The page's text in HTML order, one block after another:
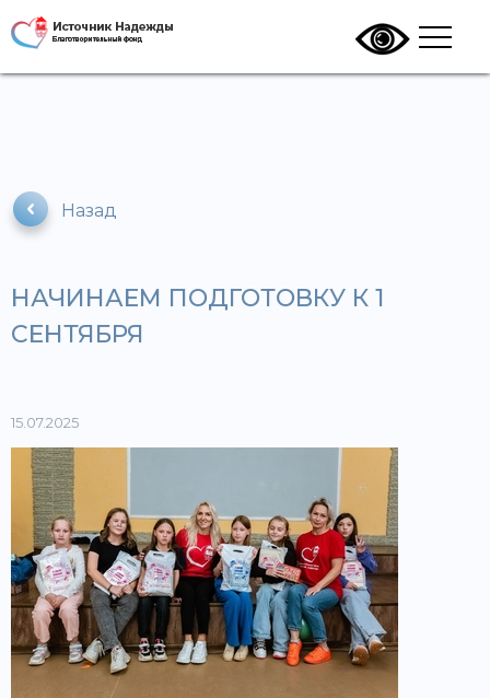
Назад
НАЧИНАЕМ ПОДГОТОВКУ К 1
СЕНТЯБРЯ
15.07.2025